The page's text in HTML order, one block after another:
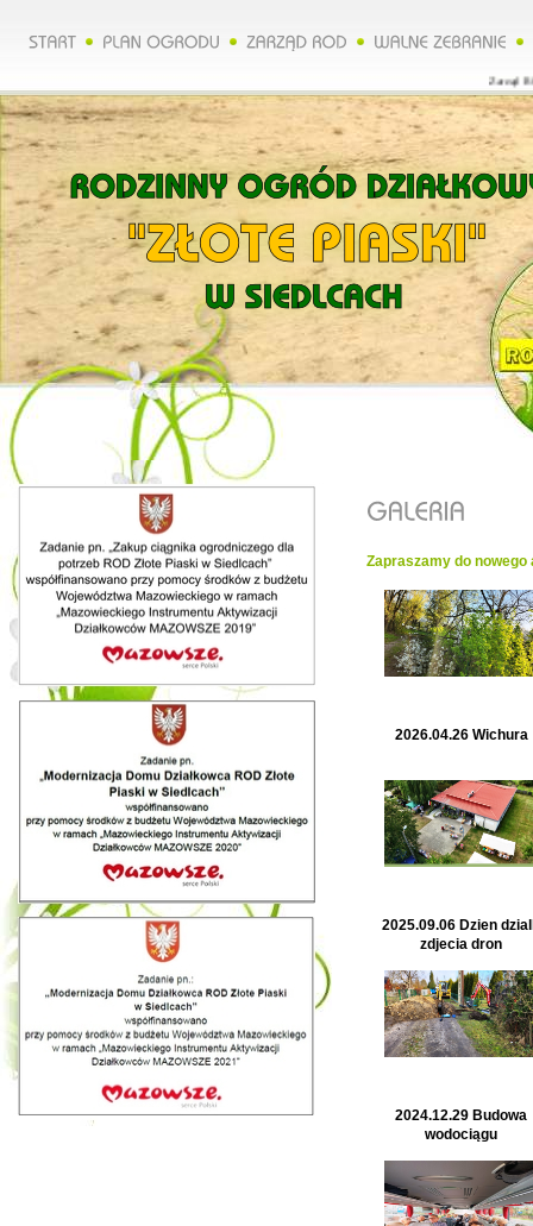
Zarząd ROD
Zapraszamy do nowego
2026.04.26 Wichura
2025.09.06 Dzien
zdjecia dron
2024.12.29 Budowa
wodociągu